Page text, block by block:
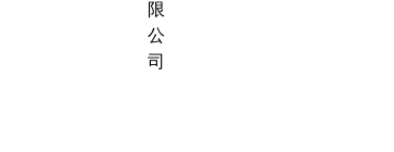
限
公
司